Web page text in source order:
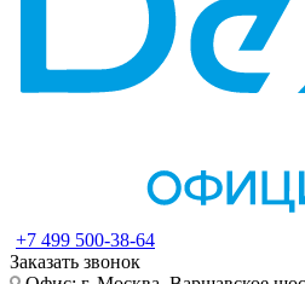
+7 499 500-38-64
Заказать звонок